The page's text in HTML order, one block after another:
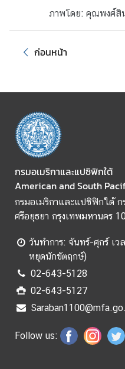
า
ม
สั
ม
พั
น
ธ์
ท
วิ
ภ
า
คี
ข่
า
ใ
ภาพโดย: คุณพงศ์สิ
ก่อนหน้า
กรมอเมริกาและแปซิฟิกใต้
American and South
กรมอเมริกาและแปซิฟิกใต้ ก
ศรีอยุธยา กรุงเทพมหานคร
วันทำการ: จันทร์-ศุกร์ เ
หยุดนักขัตฤกษ์)
02-643-5128
02-643-5127
Follow us: